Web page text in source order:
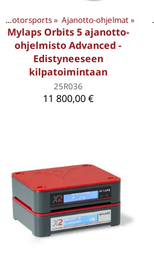
Motorsports‪» Ajanotto-ohjelmat‪»
Mylaps Orbits 5 ajanotto-
ohjelmisto Advanced -
Edistyneeseen
kilpatoimintaan
25R036
11 800,00 €
Products‪» MYLAPS TUOTTEET